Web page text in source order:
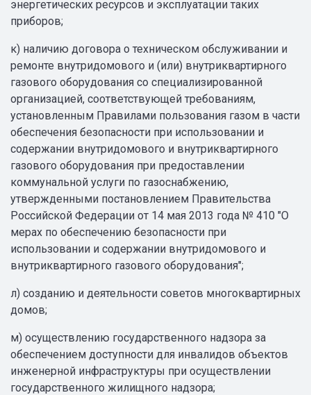
энергетических ресурсов и эксплуатации таких
приборов;
к) наличию договора о техническом обслуживании и
ремонте внутридомового и (или) внутриквартирного
газового оборудования со специализированной
организацией, соответствующей требованиям,
установленным Правилами пользования газом в части
обеспечения безопасности при использовании и
содержании внутридомового и внутриквартирного
газового оборудования при предоставлении
коммунальной услуги по газоснабжению,
утвержденными постановлением Правительства
Российской Федерации от 14 мая 2013 года № 410 "О
мерах по обеспечению безопасности при
использовании и содержании внутридомового и
внутриквартирного газового оборудования";
л) созданию и деятельности советов многоквартирных
домов;
м) осуществлению государственного надзора за
обеспечением доступности для инвалидов объектов
инженерной инфраструктуры при осуществлении
государственного жилищного надзора;